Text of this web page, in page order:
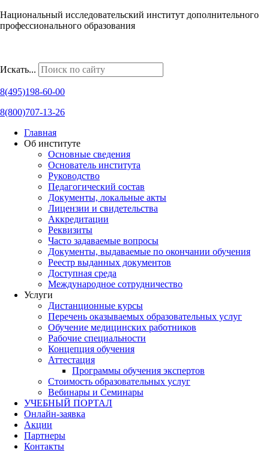
Национальный исследовательский институт дополнительного
профессионального образования
Искать...
8(495)198-60-00
8(800)707-13-26
Главная
Об институте
Основные сведения
Основатель института
Руководство
Педагогический состав
Документы, локальные акты
Лицензии и свидетельства
Аккредитации
Реквизиты
Часто задаваемые вопросы
Документы, выдаваемые по окончании обучения
Реестр выданных документов
Доступная среда
Международное сотрудничество
Услуги
Дистанционные курсы
Перечень оказываемых образовательных услуг
Обучение медицинских работников
Рабочие специальности
Концепция обучения
Аттестация
Программы обучения экспертов
Стоимость образовательных услуг
Вебинары и Семинары
УЧЕБНЫЙ ПОРТАЛ
Онлайн-заявка
Акции
Партнеры
Контакты